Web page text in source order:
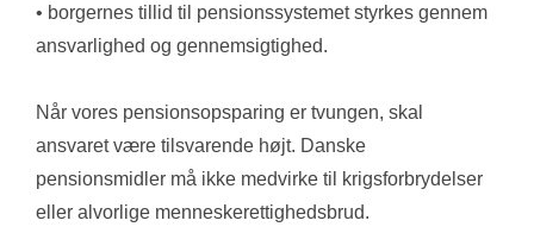
• borgernes tillid til pensionssystemet styrkes gennem
ansvarlighed og gennemsigtighed.
Når vores pensionsopsparing er tvungen, skal
ansvaret være tilsvarende højt. Danske
pensionsmidler må ikke medvirke til krigsforbrydelser
eller alvorlige menneskerettighedsbrud.